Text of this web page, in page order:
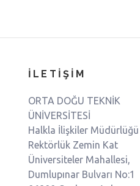
İLETİŞİM
ORTA DOĞU TEKNİK
ÜNİVERSİTESİ
Halkla İlişkiler Müdürlüğü
Rektörlük Zemin Kat
Üniversiteler Mahallesi,
Dumlupınar Bulvarı No:1